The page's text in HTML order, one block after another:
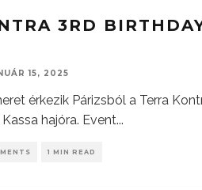
3RD
15, 2025
érkezik Párizsból a Terra
hajóra. Event...
1 MIN READ